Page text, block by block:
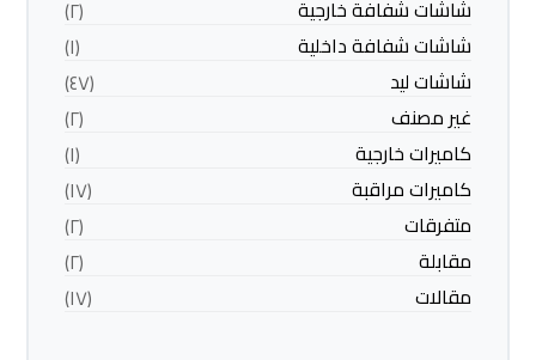
شاشات شفافة خارجية
(٢)
شاشات شفافة داخلية
(١)
شاشات ليد
(٤٧)
غير مصنف
(٢)
كاميرات خارجية
(١)
كاميرات مراقبة
(١٧)
متفرقات
(٢)
مقابلة
(٢)
مقالات
(١٧)